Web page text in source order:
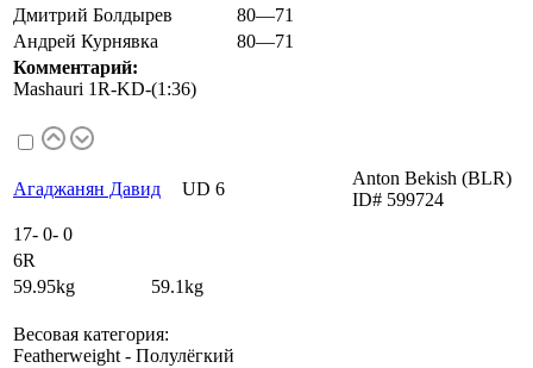
Дмитрий Болдырев
80—71
Андрей Курнявка
80—71
Комментарий:
Mashauri 1R-KD-(1:36)
Агаджанян Давид UD 6
Anton Bekish (BLR)
ID# 599724
17- 0- 0
6R
59.95kg 59.1kg
Весовая категория:
Featherweight - Полулёгкий